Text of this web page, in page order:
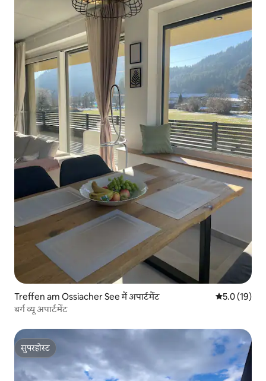
Treffen am Ossiacher See में अपार्टमेंट औसत रेटिंग 5
5.0 (19)
बर्ग व्यू अपार्टमेंट
सुपरहोस्ट
सुपरहोस्ट